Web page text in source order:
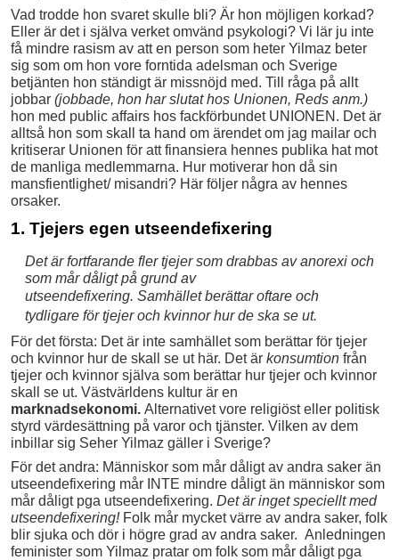
Vad trodde hon svaret skulle bli? Är hon möjligen korkad?
Eller är det i själva verket omvänd psykologi? Vi lär ju inte
få mindre rasism av att en person som heter Yilmaz beter
sig som om hon vore forntida adelsman och Sverige
betjänten hon ständigt är missnöjd med. Till råga på allt
jobbar (jobbade, hon har slutat hos Unionen, Reds anm.)
hon med public affairs hos fackförbundet UNIONEN. Det är
alltså hon som skall ta hand om ärendet om jag mailar och
kritiserar Unionen för att finansiera hennes publika hat mot
de manliga medlemmarna. Hur motiverar hon då sin
mansfientlighet/ misandri? Här följer några av hennes
orsaker.
1. Tjejers egen utseendefixering
Det är fortfarande fler tjejer som drabbas av anorexi och
som mår dåligt på grund av
utseendefixering. Samhället berättar oftare och
tydligare för tjejer och kvinnor hur de ska se ut.
För det första: Det är inte samhället som berättar för tjejer
och kvinnor hur de skall se ut här. Det är konsumtion från
tjejer och kvinnor själva som berättar hur tjejer och kvinnor
skall se ut. Västvärldens kultur är en
marknadsekonomi. Alternativet vore religiöst eller politisk
styrd värdesättning på varor och tjänster. Vilken av dem
inbillar sig Seher Yilmaz gäller i Sverige?
För det andra: Människor som mår dåligt av andra saker än
utseendefixering mår INTE mindre dåligt än människor som
mår dåligt pga utseendefixering. Det är inget speciellt med
utseendefixering!Folk mår mycket värre av andra saker, folk
blir sjuka och dör i högre grad av andra saker. Anledningen
feminister som Yilmaz pratar om folk som mår dåligt pga